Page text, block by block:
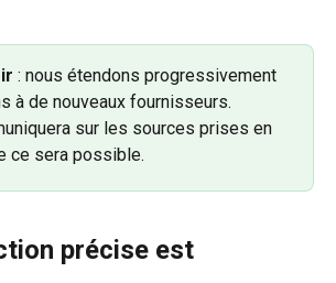
: nous étendons progressivement
à de nouveaux fournisseurs.
sur les sources prises en
ce sera possible.
précise est